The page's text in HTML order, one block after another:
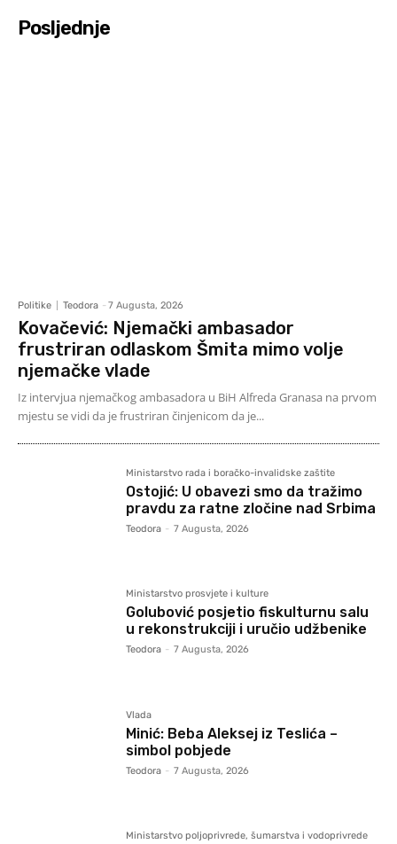
Posljednje
Politike Teodora - 7 Augusta, 2026
Kovačević: Njemački ambasador
frustriran odlaskom Šmita mimo volje
njemačke vlade
Iz intervjua njemačkog ambasadora u BiH Alfreda Granasa na prvom
mjestu se vidi da je frustriran činjenicom da je...
Ministarstvo rada i boračko-invalidske zaštite
Ostojić: U obavezi smo da tražimo
pravdu za ratne zločine nad Srbima
Teodora - 7 Augusta, 2026
Ministarstvo prosvjete i kulture
Golubović posjetio fiskulturnu salu
u rekonstrukciji i uručio udžbenike
Teodora - 7 Augusta, 2026
Vlada
Minić: Beba Aleksej iz Teslića –
simbol pobjede
Teodora - 7 Augusta, 2026
Ministarstvo poljoprivrede, šumarstva i vodoprivrede